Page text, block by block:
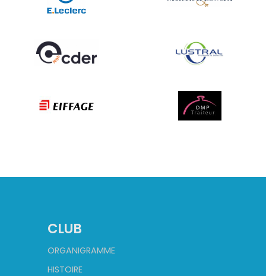
CLUB
ORGANIGRAMME
HISTOIRE